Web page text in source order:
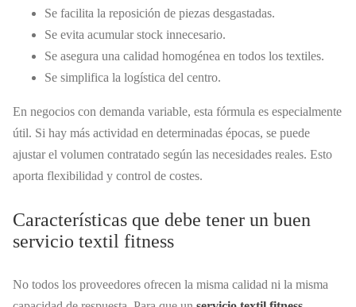
Se facilita la reposición de piezas desgastadas.
Se evita acumular stock innecesario.
Se asegura una calidad homogénea en todos los textiles.
Se simplifica la logística del centro.
En negocios con demanda variable, esta fórmula es especialmente
útil. Si hay más actividad en determinadas épocas, se puede
ajustar el volumen contratado según las necesidades reales. Esto
aporta flexibilidad y control de costes.
Características que debe tener un buen
servicio textil fitness
No todos los proveedores ofrecen la misma calidad ni la misma